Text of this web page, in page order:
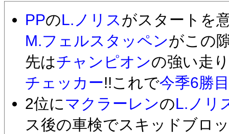
PPのL.ノリスがスタートを
M.フェルスタッペンがこの
先はチャンピオンの強い走
チェッカー!!これで今季6勝目
2位にマクラーレンのL.ノリ
ス後の車検でスキッドブロ